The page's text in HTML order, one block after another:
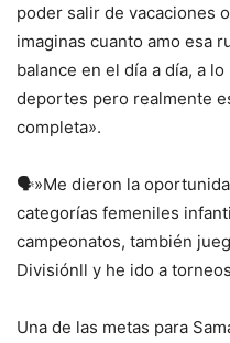
poder salir de vacaciones
imaginas cuanto amo esa
balance en el día a día, a
deportes pero realmente
completa».
🗣️»Me dieron la
categorías femeniles
campeonatos, también
Divisiónll y he ido a
Una de las metas para